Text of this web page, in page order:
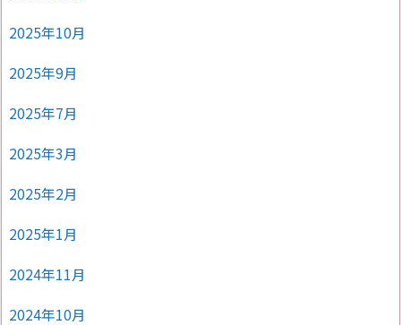
2025年10月
2025年9月
2025年7月
2025年3月
2025年2月
2025年1月
2024年11月
2024年10月